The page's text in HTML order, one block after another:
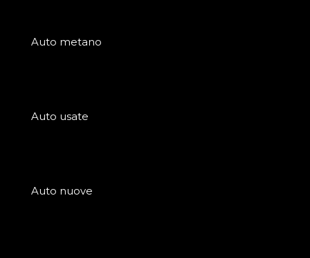
Auto metano
Auto usate
Auto nuove